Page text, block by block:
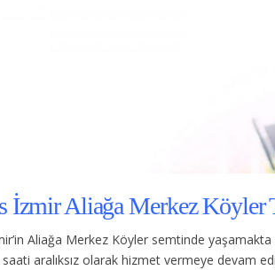
İzmir Aliağa Merkez Köyler
Aliağa Merkez Köyler semtinde
aralıksız olarak hizmet vermeye devam